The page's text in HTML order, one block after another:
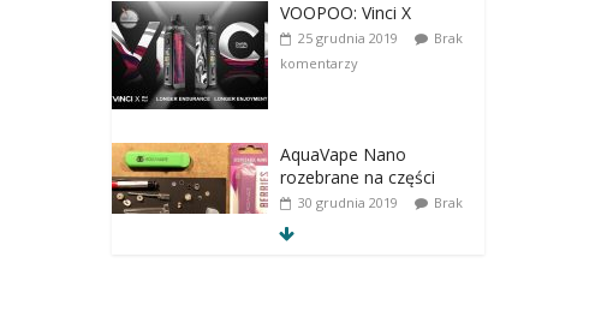
VOOPOO: Vinci X
25 grudnia 2019
Brak
komentarzy
AquaVape Nano
rozebrane na części
30 grudnia 2019
Brak
komentarzy